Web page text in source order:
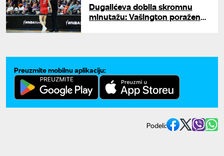
Dugalićeva dobila skromnu
minutažu: Vašington poražen
Preuzmite mobilnu aplikaciju:
Podeli: